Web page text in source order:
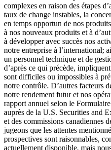
complexes en raison des étapes
taux de change instables, la
en temps opportun de nos
à nos nouveaux produits et à
à développer avec succès nos
notre entreprise à l’international;
un personnel technique et de
d’après ce qui précède,
sont difficiles ou impossibles à
notre contrôle. D’autres facteurs
notre rendement futur et nos
rapport annuel selon le
auprès de la U.S. Securities and
et des commissions canadiennes
jugeons que les attentes
prospectives sont raisonnables,
actuellement disponible, mais